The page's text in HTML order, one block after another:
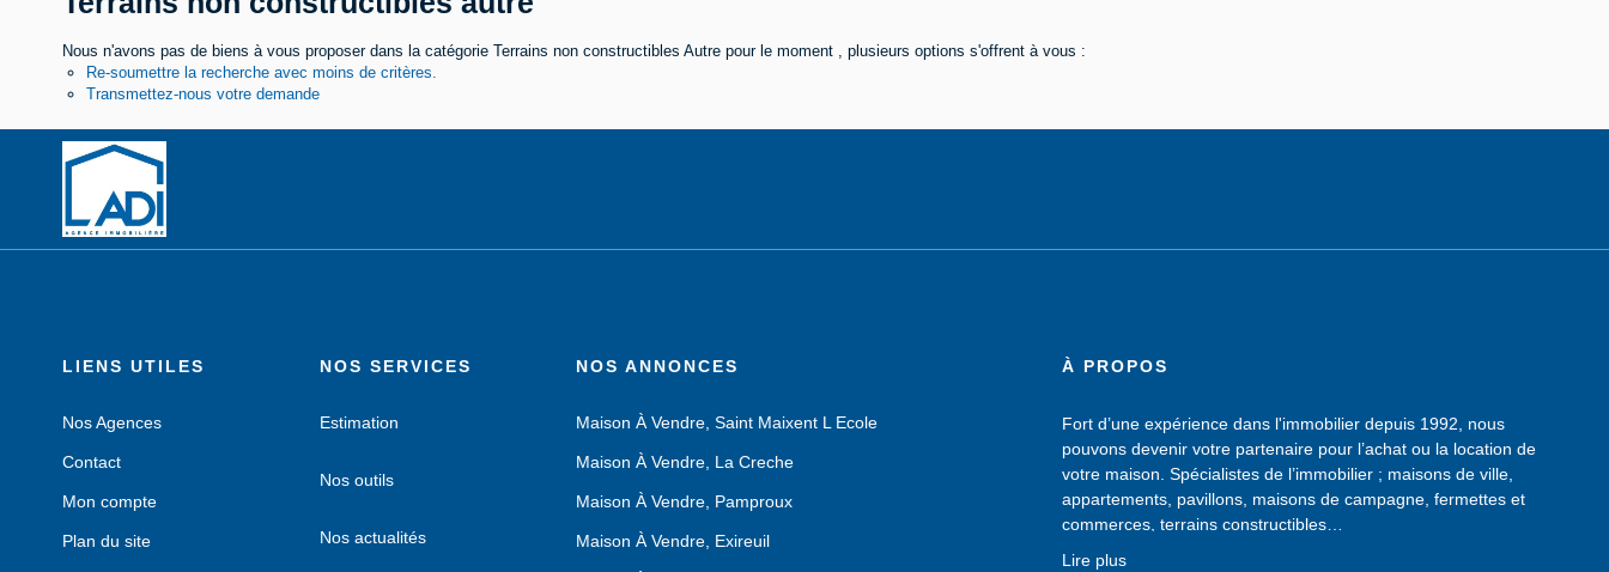
Nous n'avons pas de biens à vous proposer dans la catégorie Terrains non constructibles Autre pour le moment , plusieurs options s'offrent à vous :
Re-soumettre la recherche avec moins de critères.
Transmettez-nous votre demande
LIENS UTILES
Nos Agences
Contact
Mon compte
Plan du site
NOS SERVICES
Estimation
Nos outils
Nos actualités
NOS ANNONCES
Maison À Vendre, Saint Maixent L Ecole
Maison À Vendre, La Creche
Maison À Vendre, Pamproux
Maison À Vendre, Exireuil
À PROPOS
Fort d’une expérience dans l'immobilier depuis 1992, nous
pouvons devenir votre partenaire pour l’achat ou la location de
votre maison. Spécialistes de l’immobilier ; maisons de ville,
appartements, pavillons, maisons de campagne, fermettes et
commerces, terrains constructibles…
Lire plus